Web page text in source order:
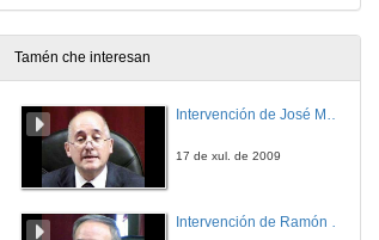
Tamén che interesan
Intervención de José Maria Barja
17 de xul. de 2009